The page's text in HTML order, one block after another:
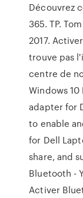
Découvrez
365. TP.
2017.
trouve pas
centre de
Windows
adapter for
to enable
for Dell
share, and
Bluetooth -
Activer